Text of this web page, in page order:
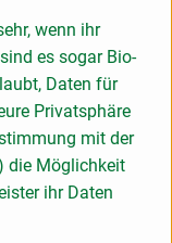
ist drin?
Obst-Kisten
wenn ihr
es sogar Bio-
Daten für
Privatsphäre
mit der
die Möglichkeit
ihr Daten